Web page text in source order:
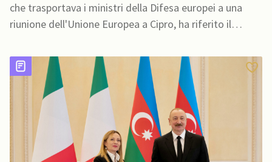
che trasportava i ministri della Difesa europei a una
riunione dell'Unione Europea a Cipro, ha riferito il